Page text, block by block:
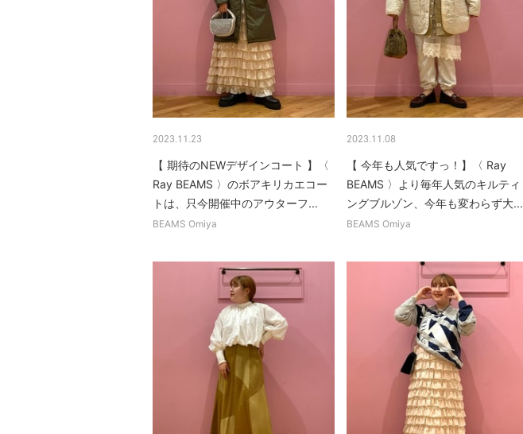
2023.11.23
【 期待のNEWデザインコート 】〈
Ray BEAMS 〉のボアキリカエコー
トは、只今開催中のアウターフ...
BEAMS Omiya
2023.11.08
【 今年も人気ですっ！】〈 Ray
BEAMS 〉より毎年人気のキルティ
ングブルゾン、今年も変わらず大...
BEAMS Omiya